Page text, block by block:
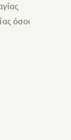
όσοι